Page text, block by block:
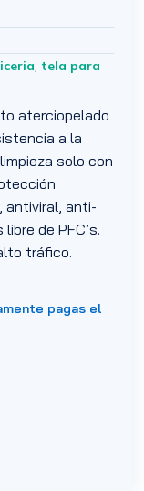
, tela para
aterciopelado
a la
solo con
antiviral, anti-
de PFC’s.
tráfico.
pagas el